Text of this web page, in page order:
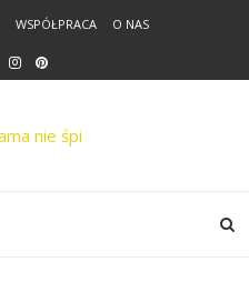
WSPÓŁPRACA O NAS